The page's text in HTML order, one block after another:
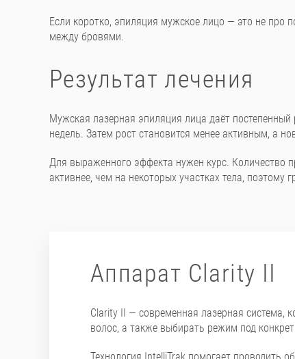
Если коротко, эпиляция мужское лицо — это не про
между бровями.
Результат лечения
Мужская лазерная эпиляция лица даёт постепенный
недель. Затем рост становится менее активным, а
Для выраженного эффекта нужен курс. Количество
активнее, чем на некоторых участках тела, поэтому
Аппарат Clarity II
Clarity II — современная лазерная система,
волос, а также выбирать режим под